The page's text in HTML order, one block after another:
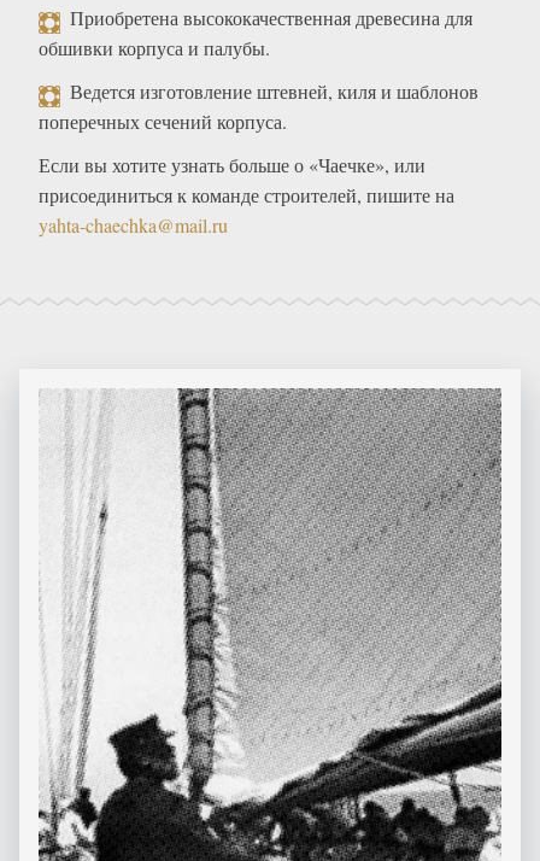
Приобретена высококачественная древесина для
обшивки корпуса и палубы.
Ведется изготовление штевней, киля и шаблонов
поперечных сечений корпуса.
Если вы хотите узнать больше о «Чаечке», или
присоединиться к команде строителей, пишите на
yahta-chaechka@mail.ru